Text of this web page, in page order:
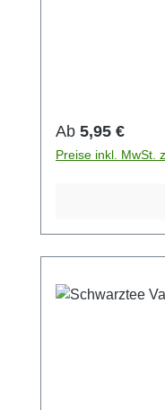
Regulärer Preis:
Ab 5,95 €
Preise inkl. MwSt.